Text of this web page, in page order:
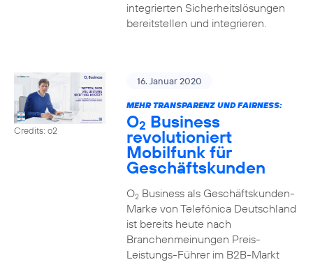
integrierten Sicherheitslösungen
bereitstellen und integrieren.
Credits: o2
16. Januar 2020
MEHR TRANSPARENZ UND FAIRNESS:
O2 Business
revolutioniert
Mobilfunk für
Geschäftskunden
O2Business als Geschäftskunden-
Marke von Telefónica Deutschland
ist bereits heute nach
Branchenmeinungen Preis-
Leistungs-Führer im B2B-Markt